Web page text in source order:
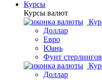
Курсы
Курсы валют
Доллар
Евро
Юань
Фунт стерлингов
Доллар